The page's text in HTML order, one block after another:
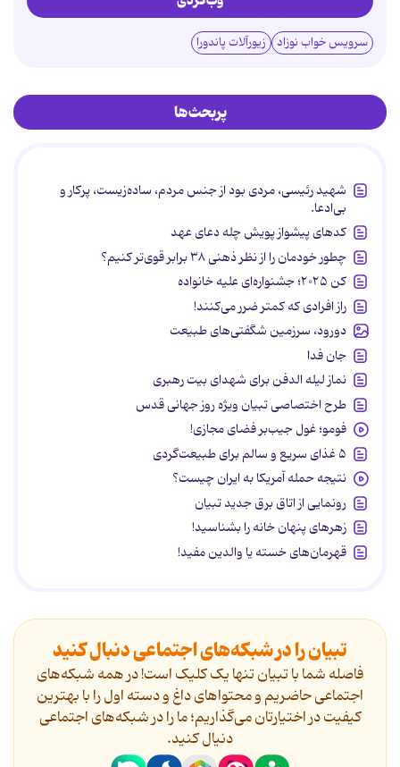
سرویس خواب نوزاد زیورآلات پاندورا
پربحث‌ها
شهید رئیسی، مردی بود از جنس مردم، ساده‌زیست، پرکار و
بی‌ادعا.
کدهای پیشواز پویش چله دعای عهد
چطور خودمان را از نظر ذهنی ۳۸ برابر قوی‌تر کنیم؟
کن ۲۰۲۵؛ جشنواره‌ای علیه خانواده
راز افرادی که کمتر ضرر می‌کنند!
دورود، سرزمین شگفتی‌های طبیعت
جان فدا
نماز لیله الدفن برای شهدای بیت رهبری
طرح اختصاصی تبیان ویژه روز جهانی قدس
فومو؛ غول جیب‌بر فضای مجازی!
۵ غذای سریع و سالم برای طبیعت‌گردی
نتیجه حمله آمریکا به ایران چیست؟
رونمایی از اتاق برق جدید تبیان
زهرهای پنهان خانه را بشناسید!
قهرمان‌های خسته یا والدین مفید!
تبیان را در شبکه‌های اجتماعی دنبال کنید
فاصله شما با تبیان تنها یک کلیک است! در همه شبکه‌های
اجتماعی حاضریم و محتواهای داغ و دسته اول را با بهترین
کیفیت در اختیارتان می‌گذاریم؛ ما را در شبکه‌های اجتماعی
دنیال کنید.